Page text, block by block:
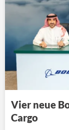
Vier neue
Cargo